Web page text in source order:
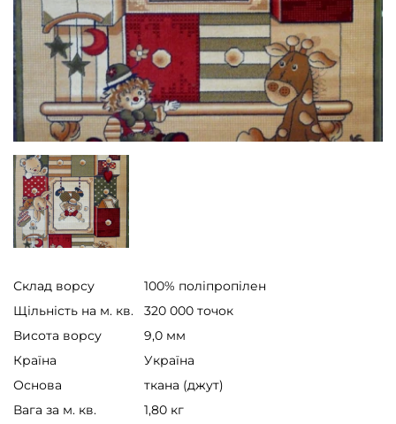
Склад ворсу
100% поліпропілен
Щільність на м. кв.
320 000 точок
Висота ворсу
9,0 мм
Країна
Україна
Основа
ткана (джут)
Вага за м. кв.
1,80 кг